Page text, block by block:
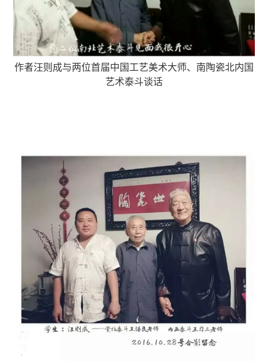
作者汪则成与两位首届中国工艺美术大师、南陶瓷北内国
艺术泰斗谈话